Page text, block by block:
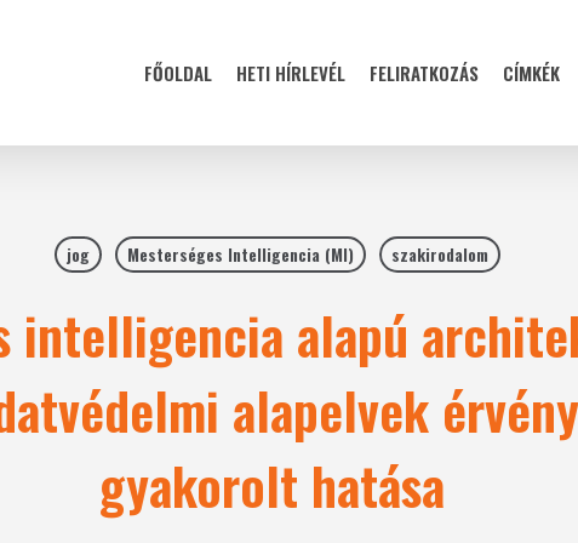
FŐOLDAL HETI HÍRLEVÉL FELIRATKOZÁS CÍMKÉK
jog Mesterséges Intelligencia (MI) szakirodalom
intelligencia alapú
alapelvek
gyakorolt hatása